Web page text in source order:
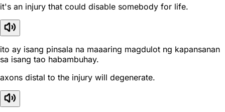
it's an injury that could disable somebody for life.
ito ay isang pinsala na maaaring magdulot ng kapansanan
sa isang tao habambuhay.
axons distal to the injury will degenerate.